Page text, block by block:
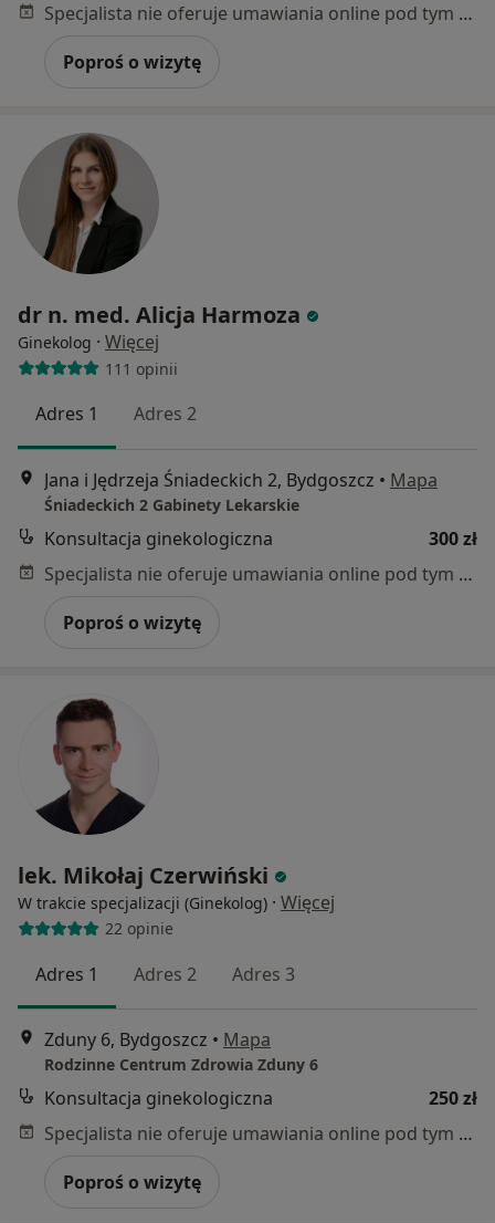
Specjalista nie oferuje umawiania online pod tym adresem.
Poproś o wizytę
dr n. med. Alicja Harmoza
Ginekolog · Więcej
111 opinii
Adres 1 Adres 2
Jana i Jędrzeja Śniadeckich 2, Bydgoszcz • Mapa
Śniadeckich 2 Gabinety Lekarskie
Konsultacja ginekologiczna
300 zł
Specjalista nie oferuje umawiania online pod tym adresem.
Poproś o wizytę
lek. Mikołaj Czerwiński
W trakcie specjalizacji (Ginekolog) · Więcej
22 opinie
Adres 1 Adres 2 Adres 3
Zduny 6, Bydgoszcz • Mapa
Rodzinne Centrum Zdrowia Zduny 6
Konsultacja ginekologiczna
250 zł
Specjalista nie oferuje umawiania online pod tym adresem.
Poproś o wizytę